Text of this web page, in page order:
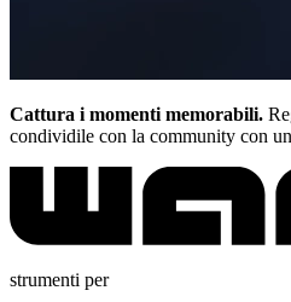
Cattura i momenti memorabili.
condividile con la community con
strumenti per